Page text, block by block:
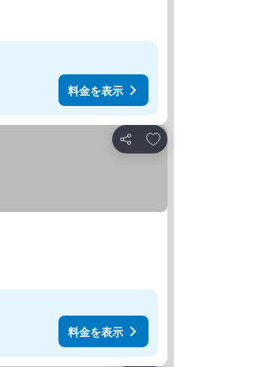
料金を表示
シェア
お気に入りに追加
料金を表示